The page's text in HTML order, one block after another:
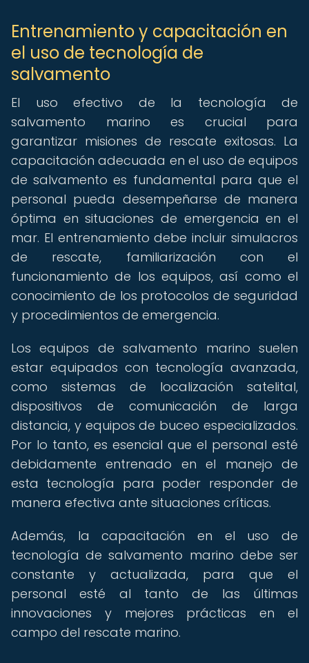
Entrenamiento y capacitación en
el uso de tecnología de
salvamento
El uso efectivo de la tecnología de
salvamento marino es crucial para
garantizar misiones de rescate exitosas. La
capacitación adecuada en el uso de equipos
de salvamento es fundamental para que el
personal pueda desempeñarse de manera
óptima en situaciones de emergencia en el
mar. El entrenamiento debe incluir simulacros
de rescate, familiarización con el
funcionamiento de los equipos, así como el
conocimiento de los protocolos de seguridad
y procedimientos de emergencia.
Los equipos de salvamento marino suelen
estar equipados con tecnología avanzada,
como sistemas de localización satelital,
dispositivos de comunicación de larga
distancia, y equipos de buceo especializados.
Por lo tanto, es esencial que el personal esté
debidamente entrenado en el manejo de
esta tecnología para poder responder de
manera efectiva ante situaciones críticas.
Además, la capacitación en el uso de
tecnología de salvamento marino debe ser
constante y actualizada, para que el
personal esté al tanto de las últimas
innovaciones y mejores prácticas en el
campo del rescate marino.